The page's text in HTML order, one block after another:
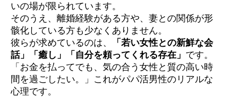
いの場が限られています。
そのうえ、離婚経験がある方や、妻との関係が形
骸化している方も少なくありません。
彼らが求めているのは、
「若い女性との新鮮な会
話」「癒し」「自分を頼ってくれる存在」 です。
「お金を払ってでも、気の合う女性と質の高い時
間を過ごしたい。」これがパパ活男性のリアルな
心理です。